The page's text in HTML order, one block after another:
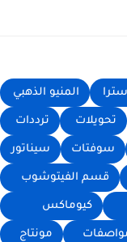
المنيو الذهبي
تحويلات ترددات
سوفتات سيناتور
قسم الفيتوشوب
كيوماكس
مونتاج